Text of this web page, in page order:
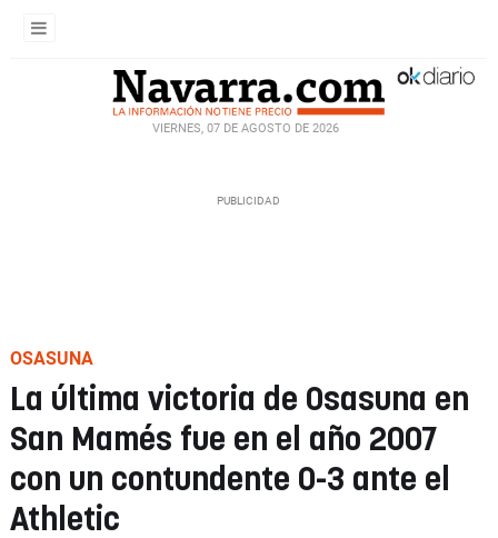
VIERNES, 07 DE AGOSTO DE 2026
OSASUNA
La última victoria de Osasuna en
San Mamés fue en el año 2007
con un contundente 0-3 ante el
Athletic